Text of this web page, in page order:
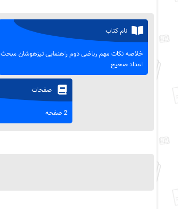
نام کتاب
خلاصه نکات مهم ریاضی دوم راهنمایی تیزهوشان مبحث
اعداد صحیح
صفحات
2 صفحه